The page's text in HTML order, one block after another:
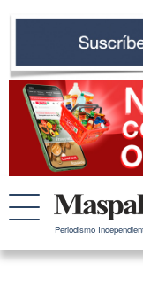
Periodismo